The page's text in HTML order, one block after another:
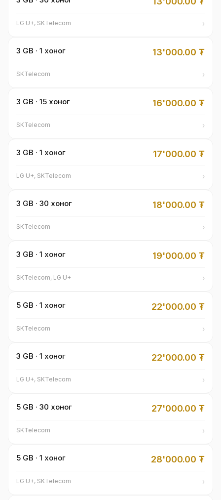
LG U+, SKTelecom ›
3 GB · 1 хоног 13'000.00 ₮
SKTelecom ›
3 GB · 15 хоног 16'000.00 ₮
SKTelecom ›
3 GB · 1 хоног 17'000.00 ₮
LG U+, SKTelecom ›
3 GB · 30 хоног 18'000.00 ₮
SKTelecom ›
3 GB · 1 хоног 19'000.00 ₮
SKTelecom, LG U+ ›
5 GB · 1 хоног 22'000.00 ₮
SKTelecom ›
3 GB · 1 хоног 22'000.00 ₮
LG U+, SKTelecom ›
5 GB · 30 хоног 27'000.00 ₮
SKTelecom ›
5 GB · 1 хоног 28'000.00 ₮
LG U+, SKTelecom ›